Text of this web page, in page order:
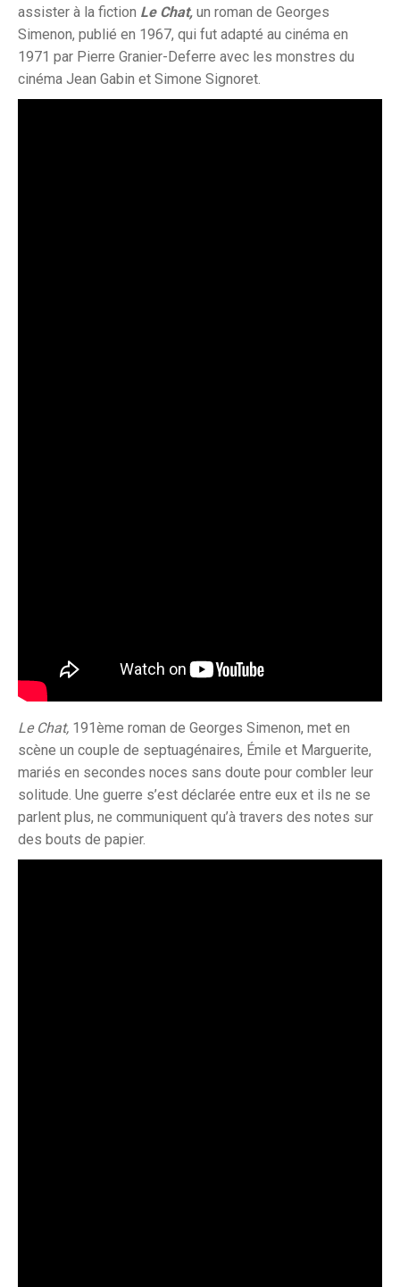
assister à la fiction Le Chat, un roman de Georges
Simenon, publié en 1967, qui fut adapté au cinéma en
1971 par Pierre Granier-Deferre avec les monstres du
cinéma Jean Gabin et Simone Signoret.
Le Chat, 191ème roman de Georges Simenon, met en
scène un couple de septuagénaires, Émile et Marguerite,
mariés en secondes noces sans doute pour combler leur
solitude. Une guerre s’est déclarée entre eux et ils ne se
parlent plus, ne communiquent qu’à travers des notes sur
des bouts de papier.